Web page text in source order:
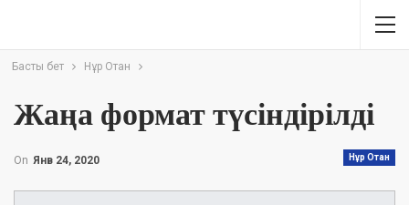
Басты бет Нұр Отан
Жаңа формат түсіндірілді
Нұр Отан
On Янв 24, 2020